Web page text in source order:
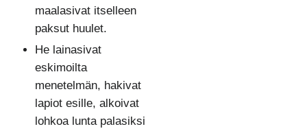
maalasivat itselleen
paksut huulet.
He lainasivat
eskimoilta
menetelmän, hakivat
lapiot esille, alkoivat
lohkoa lunta palasiksi